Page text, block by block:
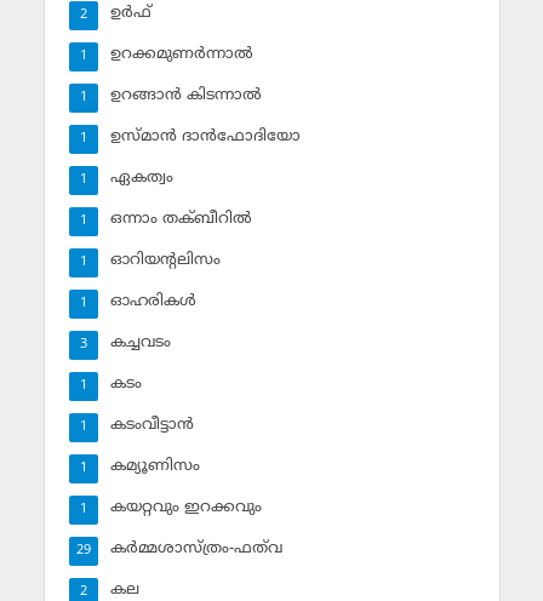
ഉര്‍ഫ്
2
ഉറക്കമുണര്‍ന്നാല്‍
1
ഉറങ്ങാന്‍ കിടന്നാല്‍
1
ഉസ്മാന്‍ ദാന്‍ഫോദിയോ
1
ഏകത്വം
1
ഒന്നാം തക്ബീറില്‍
1
ഓറിയന്റലിസം
1
ഓഹരികള്‍
1
കച്ചവടം
3
കടം
1
കടംവീട്ടാന്‍
1
കമ്യൂണിസം
1
കയറ്റവും ഇറക്കവും
1
കര്‍മ്മശാസ്ത്രം-ഫത്‌വ
29
കല
2